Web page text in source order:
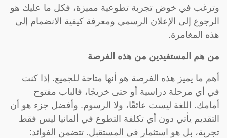
وترغب في خوض تجربة تطوعية مميزة، فكل ما عليك هو
الرجوع إلى الإعلان الرسمي ومعرفة كيفية الانضمام إلى
هذه المغامرة.
من هم المستفيدين من هذه الفرصة
أهم ما يميز هذه الفرصة هو أنها متاحة للجميع. إذا كنت
في أي مرحلة دراسية أو حتى خريجًا، فالباب مفتوح
أمامك. اللغة ليست عائقًا، ولا الرسوم. وأفضل جزء هو أن
التقديم يأتي دون أي تكلفة التطوع في ألمانيا ليس فقط
تجربة، بل هو استثمار في المستقبل. تتضمن الفوائد: